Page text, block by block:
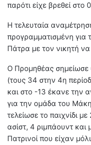
παρότι είχε βρεθεί στο
Η τελευταία
προγραμματισμένη για
Πάτρα με τον νικητή
Ο Προμηθέας σημείωσε
(τους 34 στην 4η
και στο -13 έκανε την
για την ομάδα του
τελείωσε το παιχνίδι
ασίστ, 4 ριμπάουντ
Πατρινοί που είχαν